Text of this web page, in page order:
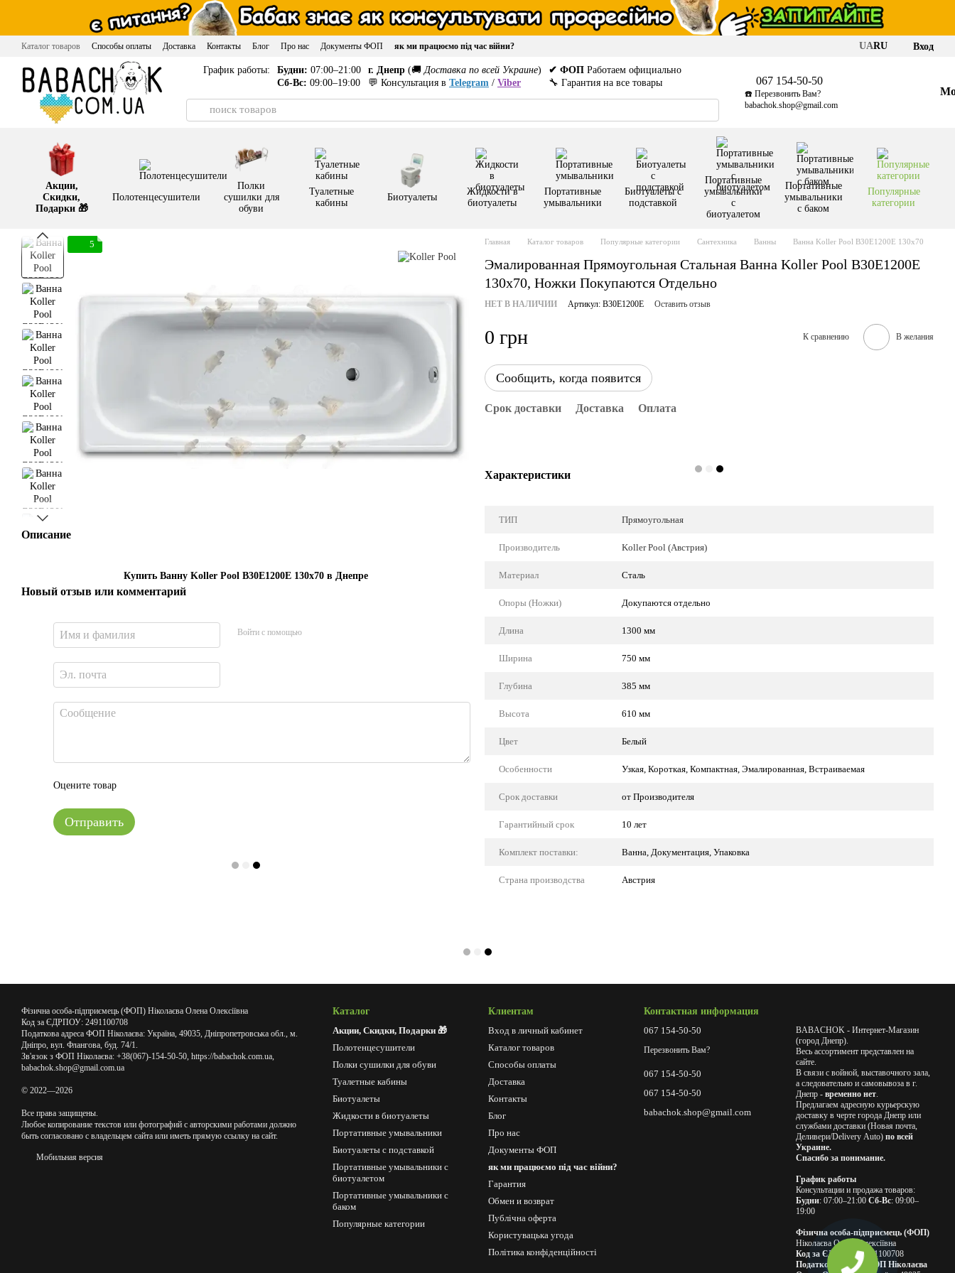
Перейти к основному контенту
Каталог товаров Способы оплаты Доставка Контакты Блог Про нас Документы ФОП як ми працюємо під час війни? UARU Вход
График работы: Будни: 07:00–21:00
Сб-Вс: 09:00–19:00
г. Днепр (🚚 Доставка по всей Украине)
💬 Консультация в Telegram / Viber
✔ ФОП Работаем официально
🔧 Гарантия на все товары
067 154-50-50
☎️ Перезвонить Вам?
babachok.shop@gmail.com
Акции,
Скидки,
Подарки 🎁
Полотенцесушители
Полки
сушилки для
обуви
Туалетные
кабины
Биотуалеты
Жидкости в
биотуалеты
Портативные
умывальники
Биотуалеты с
подставкой
Портативные
умывальники
с
биотуалетом
Портативные
умывальники
с баком
Популярные
категории
5
Описание
Купить Ванну Koller Pool B30E1200E 130x70 в Днепре
Новый отзыв или комментарий
Войти с помощью
Оцените товар
Отправить
Главная Каталог товаров Популярные категории Сантехника Ванны Ванна Koller Pool B30E1200E 130x70
Эмалированная Прямоугольная Стальная Ванна Koller Pool B30E1200E
130x70, Ножки Покупаются Отдельно
НЕТ В НАЛИЧИИ Артикул: B30E1200E Оставить отзыв
0 грн К сравнению В желания
Сообщить, когда появится
Срок доставки Доставка Оплата
Характеристики
ТИП Прямоугольная
Производитель Koller Pool (Австрия)
Материал Сталь
Опоры (Ножки) Докупаются отдельно
Длина 1300 мм
Ширина 750 мм
Глубина 385 мм
Высота 610 мм
Цвет Белый
Особенности Узкая, Короткая, Компактная, Эмалированная, Встраиваемая
Срок доставки от Производителя
Гарантийный срок 10 лет
Комплект поставки: Ванна, Документация, Упаковка
Страна производства Австрия
Фізична особа-підприємець (ФОП) Ніколаєва Олена Олексіївна
Код за ЄДРПОУ: 2491100708
Податкова адреса ФОП Ніколаєва: Україна, 49035, Дніпропетровська обл., м.
Дніпро, вул. Флангова, буд. 74/1.
Зв'язок з ФОП Ніколаєва: +38(067)-154-50-50, https://babachok.com.ua,
babachok.shop@gmail.com.ua
© 2022—2026
Все права защищены.
Любое копирование текстов или фотографий с авторскими работами должно
быть согласовано с владельцем сайта или иметь прямую ссылку на сайт.
Мобильная версия
Каталог
Акции, Скидки, Подарки 🎁
Полотенцесушители
Полки сушилки для обуви
Туалетные кабины
Биотуалеты
Жидкости в биотуалеты
Портативные умывальники
Биотуалеты с подставкой
Портативные умывальники с
биотуалетом
Портативные умывальники с
баком
Популярные категории
Клиентам
Вход в личный кабинет
Каталог товаров
Способы оплаты
Доставка
Контакты
Блог
Про нас
Документы ФОП
як ми працюємо під час війни?
Гарантия
Обмен и возврат
Публічна оферта
Користувацька угода
Політика конфіденційності
Контактная информация
067 154-50-50
Перезвонить Вам?
067 154-50-50
067 154-50-50
babachok.shop@gmail.com
BABACHOK - Интернет-Магазин
(город Днепр).
Весь ассортимент представлен на
сайте.
В связи с войной, выставочного зала,
а следовательно и самовывоза в г.
Днепр - временно нет.
Предлагаем адресную курьерскую
доставку в черте города Днепр или
службами доставки (Новая почта,
Деливери/Delivery Auto) по всей
Украине.
Спасибо за понимание.
График работы
Консультации и продажа товаров:
Будни: 07:00–21:00 Сб-Вс: 09:00–
19:00
Фізична особа-підприємець (ФОП)
Ніколаєва Олена Олексіївна
Код за ЄДРПОУ: 2491100708
Податкова адреса ФОП Ніколаєва